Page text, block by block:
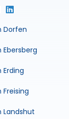
Dorfen
Ebersberg
Erding
Freising
Landshut